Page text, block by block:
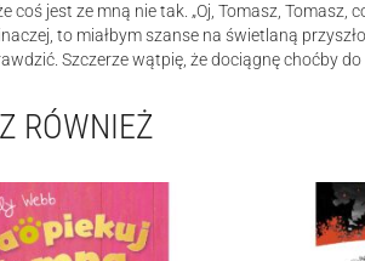
coś jest ze mną nie tak. „Oj, Tomasz,
to miałbym szanse na świetlaną
Szczerze wątpię, że dociągnę choćby do
RÓWNIEŻ